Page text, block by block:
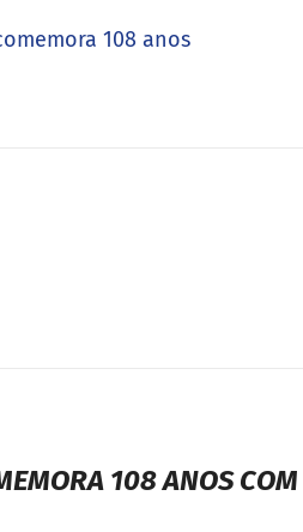
108 anos
108 ANOS COM